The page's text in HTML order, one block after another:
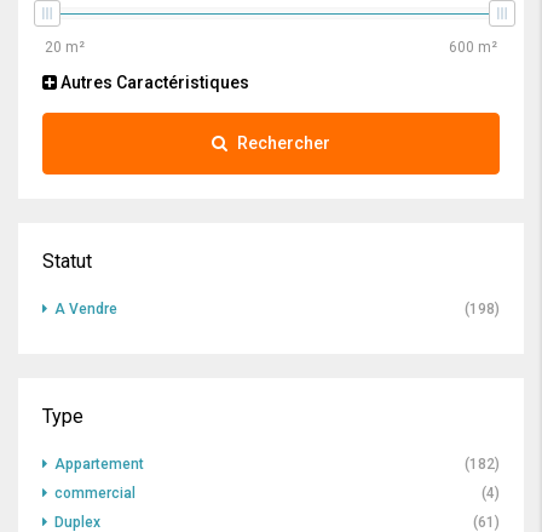
Autres Caractéristiques
Rechercher
Statut
A Vendre (198)
Type
Appartement
(182)
commercial
(4)
Duplex
(61)